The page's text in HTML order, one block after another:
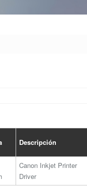
Descripción
Canon Inkjet Printer
Driver